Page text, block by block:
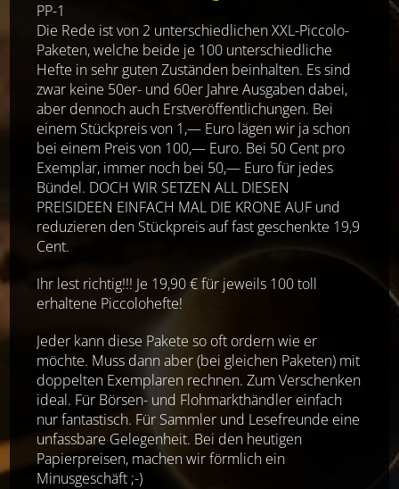
PP-1
Die Rede ist von 2 unterschiedlichen XXL-Piccolo-
Paketen, welche beide je 100 unterschiedliche
Hefte in sehr guten Zuständen beinhalten. Es sind
zwar keine 50er- und 60er Jahre Ausgaben dabei,
aber dennoch auch Erstveröffentlichungen. Bei
einem Stückpreis von 1,— Euro lägen wir ja schon
bei einem Preis von 100,— Euro. Bei 50 Cent pro
Exemplar, immer noch bei 50,— Euro für jedes
Bündel. DOCH WIR SETZEN ALL DIESEN
PREISIDEEN EINFACH MAL DIE KRONE AUF und
reduzieren den Stückpreis auf fast geschenkte 19,9
Cent.
Ihr lest richtig!!! Je 19,90 € für jeweils 100 toll
erhaltene Piccolohefte!
Jeder kann diese Pakete so oft ordern wie er
möchte. Muss dann aber (bei gleichen Paketen) mit
doppelten Exemplaren rechnen. Zum Verschenken
ideal. Für Börsen- und Flohmarkthändler einfach
nur fantastisch. Für Sammler und Lesefreunde eine
unfassbare Gelegenheit. Bei den heutigen
Papierpreisen, machen wir förmlich ein
Minusgeschäft ;-)